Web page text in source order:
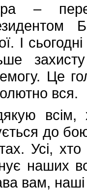
–
І
Це
вся.
всім,
до
Усі,
наших
вам, наші